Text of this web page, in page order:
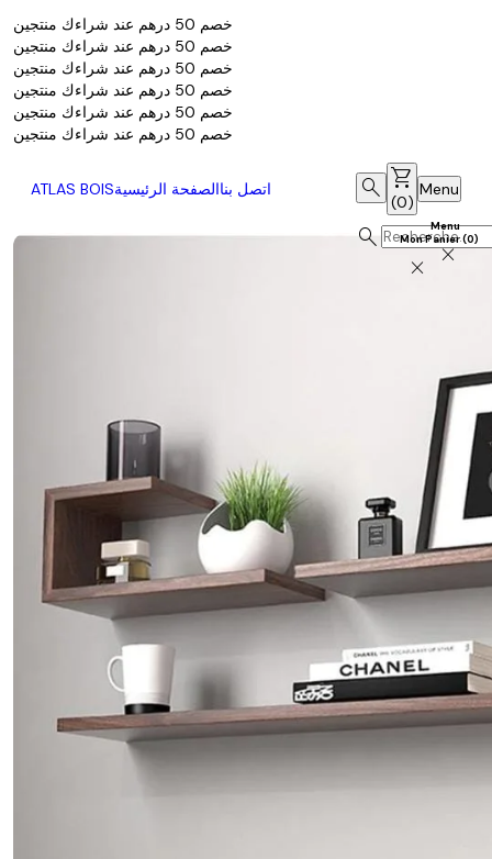
خصم 50 درهم عند شراءك منتجين
خصم 50 درهم عند شراءك منتجين
خصم 50 درهم عند شراءك منتجين
خصم 50 درهم عند شراءك منتجين
خصم 50 درهم عند شراءك منتجين
خصم 50 درهم عند شراءك منتجين
الصفحة الرئيسيةاتصل بنا ATLAS BOIS
search
search
shopping_cart
(0)
Mon Panier(0)
close
Menu
Menu
close